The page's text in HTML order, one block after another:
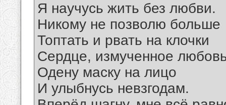
Я научусь жить без любви.
Никому не позволю больше
Топтать и рвать на клочки
Сердце, измученное
Одену маску на лицо
И улыбнусь невзгодам.